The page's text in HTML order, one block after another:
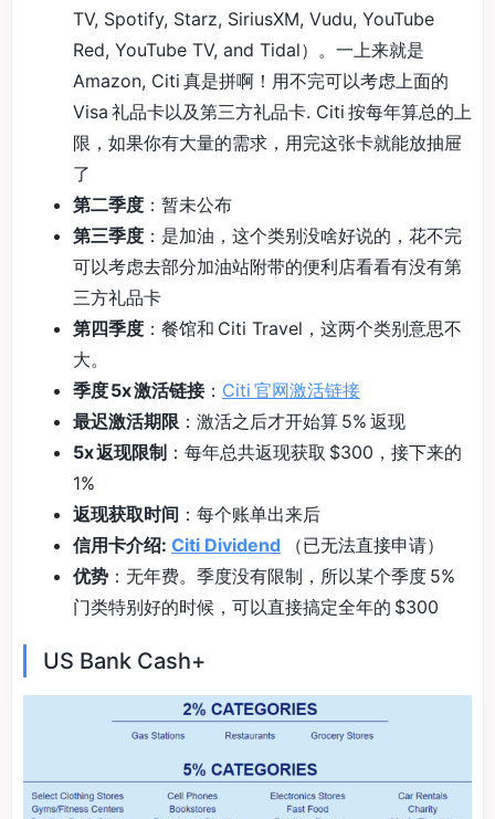
TV, Spotify, Starz, SiriusXM, Vudu, YouTube
Red, YouTube TV, and Tidal）。一上来就是
Amazon, Citi 真是拼啊！用不完可以考虑上面的
Visa 礼品卡以及第三方礼品卡. Citi 按每年算总的上
限，如果你有大量的需求，用完这张卡就能放抽屉
了
第二季度 ：暂未公布
第三季度 ：是加油，这个类别没啥好说的，花不完
可以考虑去部分加油站附带的便利店看看有没有第
三方礼品卡
第四季度 ：餐馆和 Citi Travel，这两个类别意思不
大。
季度 5x 激活链接： Citi 官网激活链接
最迟激活期限 ：激活之后才开始算 5% 返现
5x 返现限制 ：每年总共返现获取 $300，接下来的
1%
返现获取时间 ：每个账单出来后
信用卡介绍: Citi Dividend
（已无法直接申请）
优势 ：无年费。季度没有限制，所以某个季度 5%
门类特别好的时候，可以直接搞定全年的 $300
US Bank Cash+